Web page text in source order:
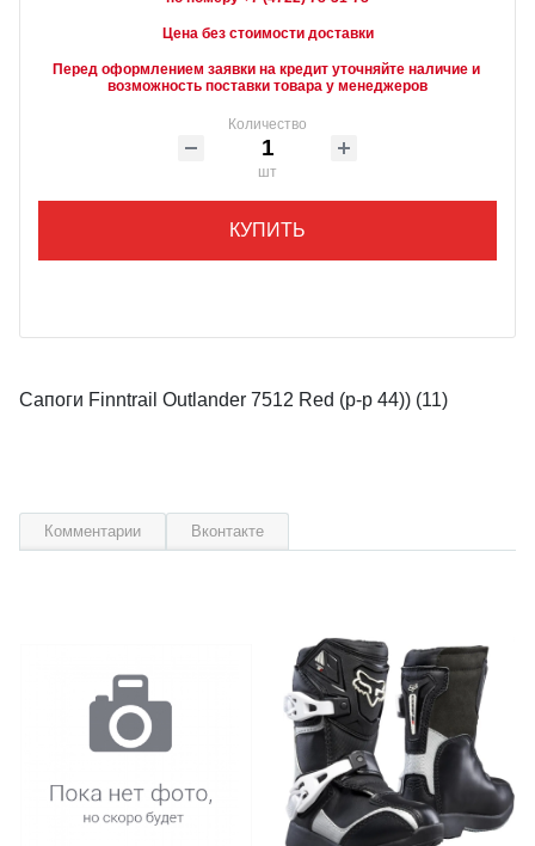
Цена без стоимости доставки
Перед оформлением заявки на кредит уточняйте наличие и
возможность поставки товара у менеджеров
Количество
шт
КУПИТЬ
Сапоги Finntrail Outlander 7512 Red (р-р 44)) (11)
Комментарии Вконтакте